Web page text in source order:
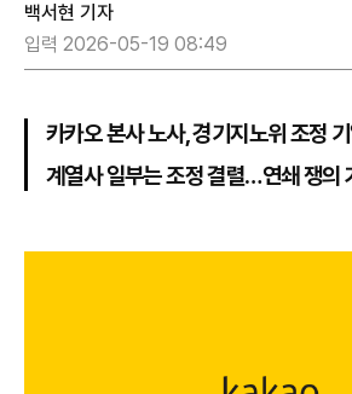
백서현 기자
입력 2026-05-19 08:49
카카오 본사 노사, 경기지노위 조정
계열사 일부는 조정 결렬…연쇄 쟁의